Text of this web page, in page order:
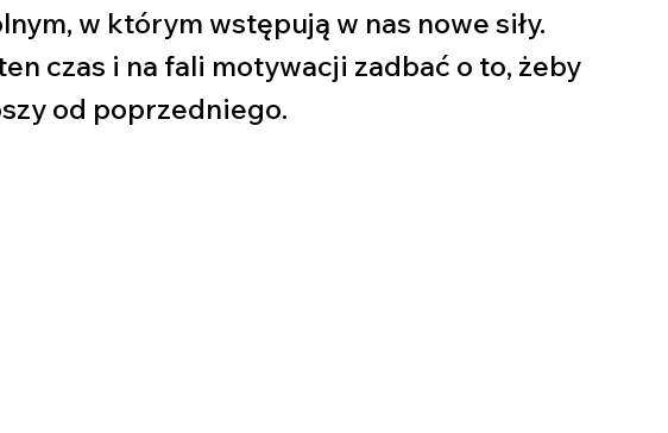
w którym wstępują w nas nowe siły.
czas i na fali motywacji zadbać o to, żeby
od poprzedniego.